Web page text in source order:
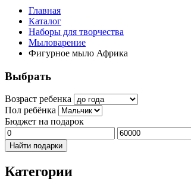
Главная
Каталог
Наборы для творчества
Мыловарение
Фигурное мыло Африка
Выбрать
Возраст ребенка
Пол ребёнка
Бюджет на подарок
Найти подарки
Категории